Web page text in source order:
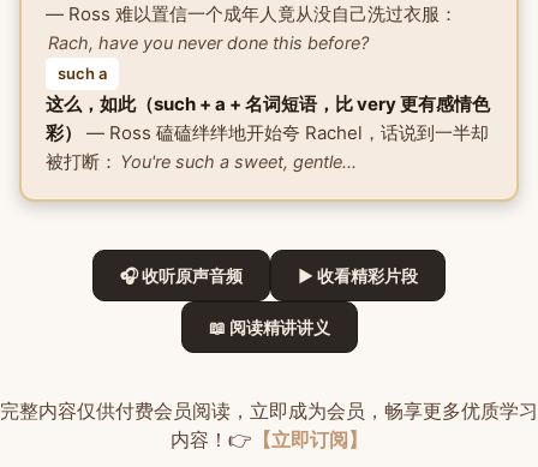
— Ross 难以置信一个成年人竟从没自己洗过衣服：
Rach, have you never done this before?
such a
这么，如此（such + a + 名词短语，比 very 更有感情色
彩）
— Ross 磕磕绊绊地开始夸 Rachel，话说到一半却
被打断： You're such a sweet, gentle...
🎧 收听原声音频 ▶ 收看精彩片段
📖 阅读精讲讲义
完整内容仅供付费会员阅读，立即成为会员，畅享更多优质学习
内容！👉 【立即订阅】